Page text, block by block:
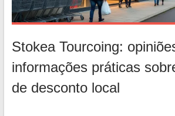
Stokea Tourcoing:
informações práticas
de desconto local